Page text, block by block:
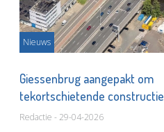
Nieuws
Giessenbrug aangepakt om
tekortschietende constructie
Redactie - 29-04-2026